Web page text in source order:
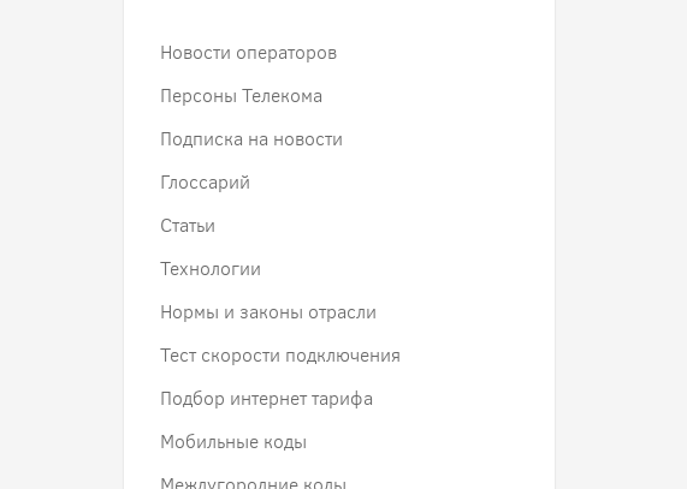
Новости операторов
Персоны Телекома
Подписка на новости
Глоссарий
Статьи
Технологии
Нормы и законы отрасли
Тест скорости подключения
Подбор интернет тарифа
Мобильные коды